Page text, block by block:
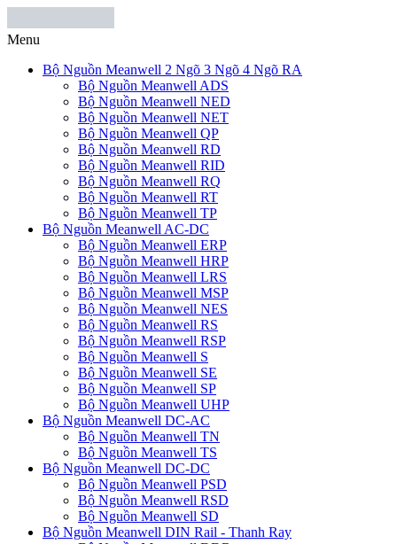
Menu
Bộ Nguồn Meanwell 2 Ngõ 3 Ngõ 4 Ngõ RA
Bộ Nguồn Meanwell ADS
Bộ Nguồn Meanwell NED
Bộ Nguồn Meanwell NET
Bộ Nguồn Meanwell QP
Bộ Nguồn Meanwell RD
Bộ Nguồn Meanwell RID
Bộ Nguồn Meanwell RQ
Bộ Nguồn Meanwell RT
Bộ Nguồn Meanwell TP
Bộ Nguồn Meanwell AC-DC
Bộ Nguồn Meanwell ERP
Bộ Nguồn Meanwell HRP
Bộ Nguồn Meanwell LRS
Bộ Nguồn Meanwell MSP
Bộ Nguồn Meanwell NES
Bộ Nguồn Meanwell RS
Bộ Nguồn Meanwell RSP
Bộ Nguồn Meanwell S
Bộ Nguồn Meanwell SE
Bộ Nguồn Meanwell SP
Bộ Nguồn Meanwell UHP
Bộ Nguồn Meanwell DC-AC
Bộ Nguồn Meanwell TN
Bộ Nguồn Meanwell TS
Bộ Nguồn Meanwell DC-DC
Bộ Nguồn Meanwell PSD
Bộ Nguồn Meanwell RSD
Bộ Nguồn Meanwell SD
Bộ Nguồn Meanwell DIN Rail - Thanh Ray